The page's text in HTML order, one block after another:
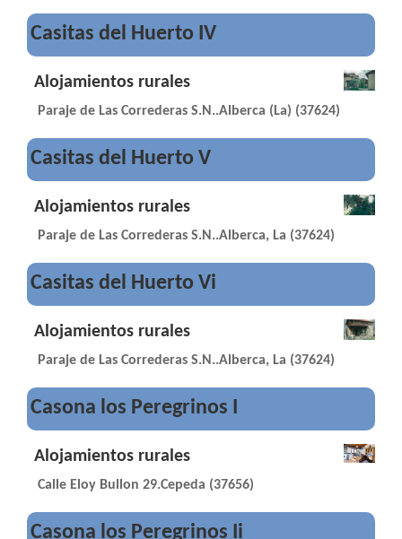
Casitas del Huerto IV
Alojamientos rurales
Paraje de Las Correderas S.N..Alberca (La) (37624)
Casitas del Huerto V
Alojamientos rurales
Paraje de Las Correderas S.N..Alberca, La (37624)
Casitas del Huerto Vi
Alojamientos rurales
Paraje de Las Correderas S.N..Alberca, La (37624)
Casona los Peregrinos I
Alojamientos rurales
Calle Eloy Bullon 29.Cepeda (37656)
Casona los Peregrinos Ii